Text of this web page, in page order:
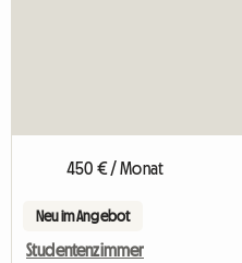
450 € / Monat
Neu im Angebot
Studentenzimmer